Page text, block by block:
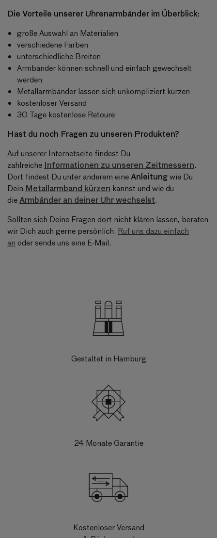
Die Vorteile unserer Uhrenarmbänder im Überblick:
große Auswahl an Materialien
verschiedene Farben
unterschiedliche Breiten
Armbänder können schnell und einfach gewechselt
werden
Metallarmbänder lassen sich unkompliziert kürzen
kostenloser Versand
30 Tage kostenlose Retoure
Hast du noch Fragen zu unseren Produkten?
Auf unserer Internetseite findest Du
zahlreiche Informationen zu unseren Zeitmessern.
Dort findest Du unter anderem eineAnleitungwie Du
Dein Metallarmband kürzen kannst und wie du
dieArmbänder an deiner Uhr wechselst.
Sollten sich Deine Fragen dort nicht klären lassen, beraten
wir Dich auch gerne persönlich. Ruf uns dazu einfach
an oder sende uns eine E-Mail.
Gestaltet in Hamburg
24 Monate Garantie
Kostenloser Versand